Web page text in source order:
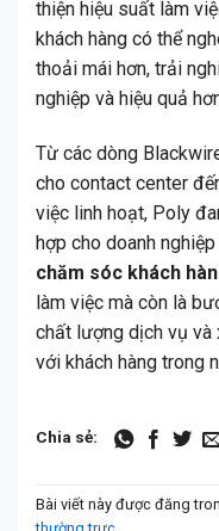
thiện hiệu suất làm
khách hàng có thể
thoải mái hơn, trải
nghiệp và hiệu quả
Từ các dòng
cho contact center
việc linh hoạt, Poly
hợp cho doanh
chăm sóc khách
làm việc mà còn là
chất lượng dịch vụ và
với khách hàng trong
Chia sẻ:
Bài viết này được đăng